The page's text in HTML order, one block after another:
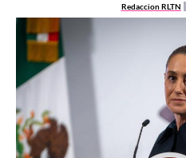
Redaccion RLTN